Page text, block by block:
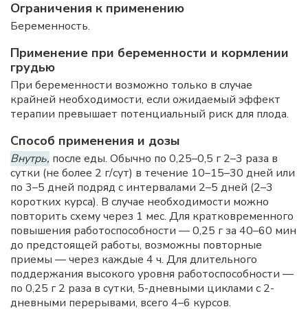
Ограничения к применению
Беременность.
Применение при беременности и кормлении
грудью
При беременности возможно только в случае
крайней необходимости, если ожидаемый эффект
терапии превышает потенциальный риск для плода.
Способ применения и дозы
Внутрь, после еды. Обычно по 0,25–0,5 г 2–3 раза в
сутки (не более 2 г/сут) в течение 10–15–30 дней или
по 3–5 дней подряд с интервалами 2–5 дней (2–3
коротких курса). В случае необходимости можно
повторить схему через 1 мес. Для кратковременного
повышения работоспособности — 0,25 г за 40–60 мин
до предстоящей работы, возможны повторные
приемы — через каждые 4 ч. Для длительного
поддержания высокого уровня работоспособности —
по 0,25 г 2 раза в сутки, 5-дневными циклами с 2-
дневными перерывами, всего 4–6 курсов.